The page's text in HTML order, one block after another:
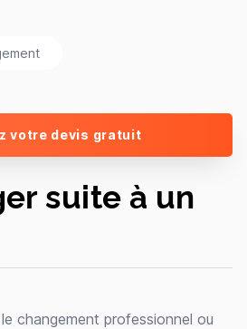
votre devis gratuit
suite à un
changement professionnel ou